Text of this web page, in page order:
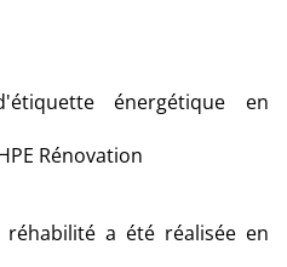
énergétique en
Rénovation
a été réalisée en